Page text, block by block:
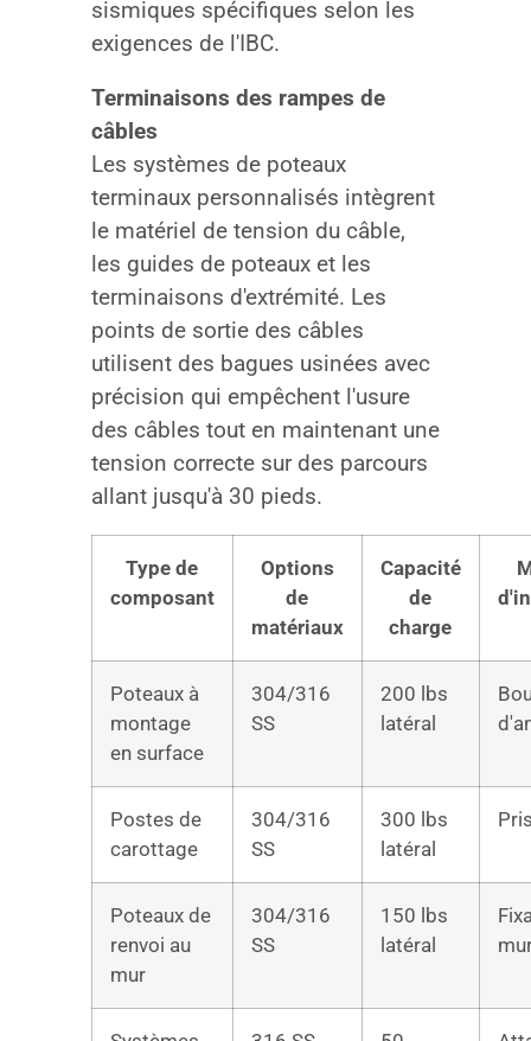
sismiques spécifiques selon les
exigences de l'IBC.
Terminaisons des rampes de
câbles
Les systèmes de poteaux
terminaux personnalisés intègrent
le matériel de tension du câble,
les guides de poteaux et les
terminaisons d'extrémité. Les
points de sortie des câbles
utilisent des bagues usinées avec
précision qui empêchent l'usure
des câbles tout en maintenant une
tension correcte sur des parcours
allant jusqu'à 30 pieds.
Type de
composant
Options
de
matériaux
Capacité
de
charge
Poteaux à
montage
en surface
304/316
SS
200 lbs
latéral
Postes de
carottage
304/316
SS
300 lbs
latéral
Poteaux de
renvoi au
mur
304/316
SS
150 lbs
latéral